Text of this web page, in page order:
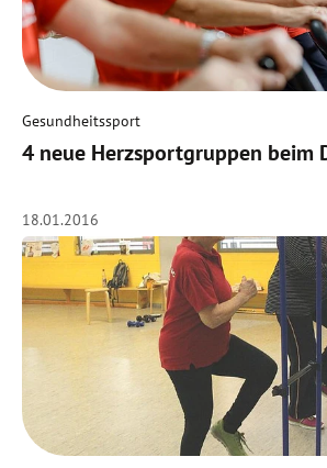
Gesundheitssport
4 neue Herzsportgruppen beim
18.01.2016